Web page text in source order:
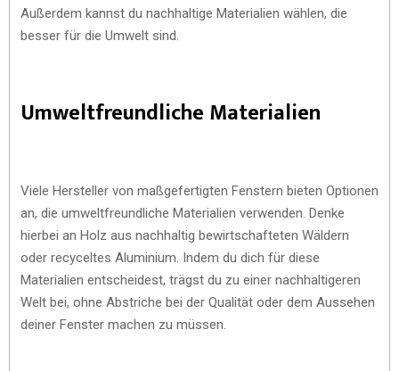
Außerdem kannst du nachhaltige Materialien wählen, die
besser für die Umwelt sind.
Umweltfreundliche Materialien
Viele Hersteller von maßgefertigten Fenstern bieten Optionen
an, die umweltfreundliche Materialien verwenden. Denke
hierbei an Holz aus nachhaltig bewirtschafteten Wäldern
oder recyceltes Aluminium. Indem du dich für diese
Materialien entscheidest, trägst du zu einer nachhaltigeren
Welt bei, ohne Abstriche bei der Qualität oder dem Aussehen
deiner Fenster machen zu müssen.